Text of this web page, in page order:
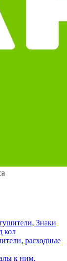
Знаки
кол
расходные
к ним,